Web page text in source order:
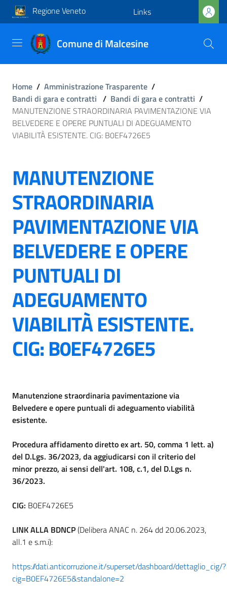
Regione Veneto Links
Comune di Malcesine
Home / Amministrazione Trasparente /
Bandi di gara e contratti / Bandi di gara e contratti /
MANUTENZIONE STRAORDINARIA PAVIMENTAZIONE VIA
BELVEDERE E OPERE PUNTUALI DI ADEGUAMENTO
VIABILITÀ ESISTENTE. CIG: B0EF4726E5
MANUTENZIONE
STRAORDINARIA
PAVIMENTAZIONE VIA
BELVEDERE E OPERE
PUNTUALI DI
ADEGUAMENTO
VIABILITÀ ESISTENTE.
CIG: B0EF4726E5
Manutenzione straordinaria pavimentazione via
Belvedere e opere puntuali di adeguamento viabilità
esistente.
Procedura affidamento diretto ex art. 50, comma 1 lett. a)
del D.Lgs. 36/2023, da aggiudicarsi con il criterio del
minor prezzo, ai sensi dell'art. 108, c.1, del D.Lgs n.
36/2023.
CIG: B0EF4726E5
LINK ALLA BDNCP(Delibera ANAC n. 264 dd 20.06.2023,
all.1 e s.m.i):
https://dati.anticorruzione.it/superset/dashboard/dettaglio_cig/?
cig=B0EF4726E5&standalone=2